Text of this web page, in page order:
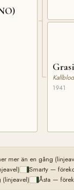
1941
mer än en gång
Smarty —
Åsta —